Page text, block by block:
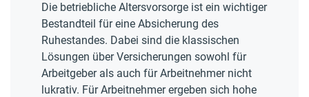
Die betriebliche Altersvorsorge ist ein wichtiger
Bestandteil für eine Absicherung des
Ruhestandes. Dabei sind die klassischen
Lösungen über Versicherungen sowohl für
Arbeitgeber als auch für Arbeitnehmer nicht
lukrativ. Für Arbeitnehmer ergeben sich hohe